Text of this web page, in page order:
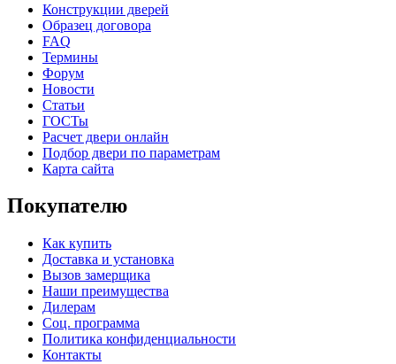
Конструкции дверей
Образец договора
FAQ
Термины
Форум
Новости
Статьи
ГОСТы
Расчет двери онлайн
Подбор двери по параметрам
Карта сайта
Покупателю
Как купить
Доставка и установка
Вызов замерщика
Наши преимущества
Дилерам
Соц. программа
Политика конфиденциальности
Контакты